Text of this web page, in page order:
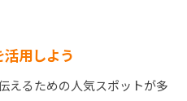
用しよう
えるための人気スポットが多